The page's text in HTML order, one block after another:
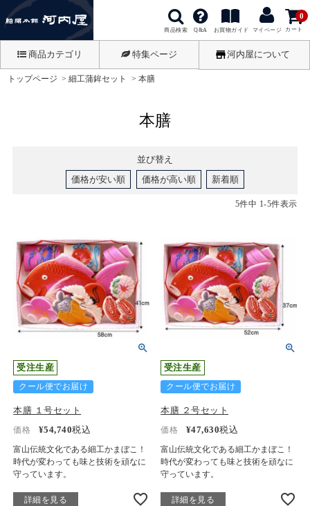
商品検索 Q&A お買物ガイド マイページ カート
0
商品カテゴリ 特集ページ 河内屋について
トップページ 細工蒲鉾セット 本膳
本膳
並び替え
価格が安い順
価格が高い順 新着順
5件中 1-5件表示
受注生産
クール便でお届け
本膳 １号セット
価格 ¥54,740税込
富山伝統文化である細工かまぼこ！
時代が変わっても味と技術を頑なに
守っています。
詳細を見る
受注生産
クール便でお届け
本膳 ２号セット
価格 ¥47,630税込
富山伝統文化である細工かまぼこ！
時代が変わっても味と技術を頑なに
守っています。
詳細を見る